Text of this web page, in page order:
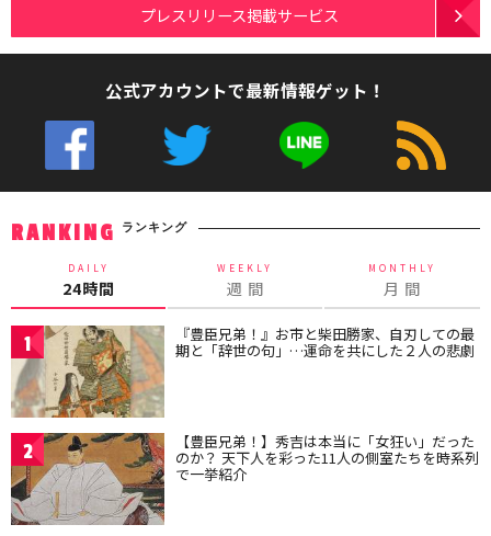
プレスリリース掲載サービス
公式アカウントで最新情報ゲット！
RANKING ランキング
DAILY
24時間
WEEKLY
週 間
MONTHLY
月 間
1 『豊臣兄弟！』お市と柴田勝家、自刃しての最
期と「辞世の句」…運命を共にした２人の悲劇
2 【豊臣兄弟！】秀吉は本当に「女狂い」だった
のか？ 天下人を彩った11人の側室たちを時系列
で一挙紹介